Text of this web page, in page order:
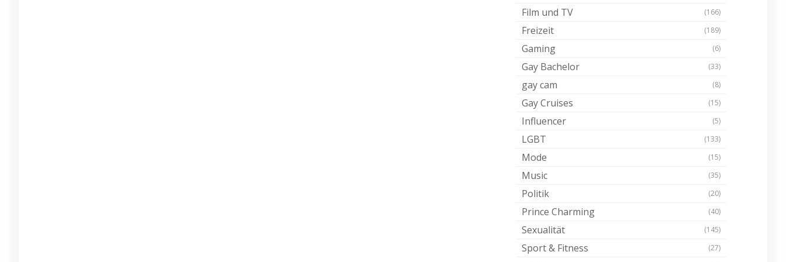
Film und TV
(166)
Freizeit (189)
Gaming (6)
Gay Bachelor (33)
gay cam (8)
Gay Cruises (15)
Influencer (5)
LGBT (133)
Mode (15)
Music (35)
Politik (20)
Prince Charming (40)
Sexualität (145)
Sport & Fitness (27)